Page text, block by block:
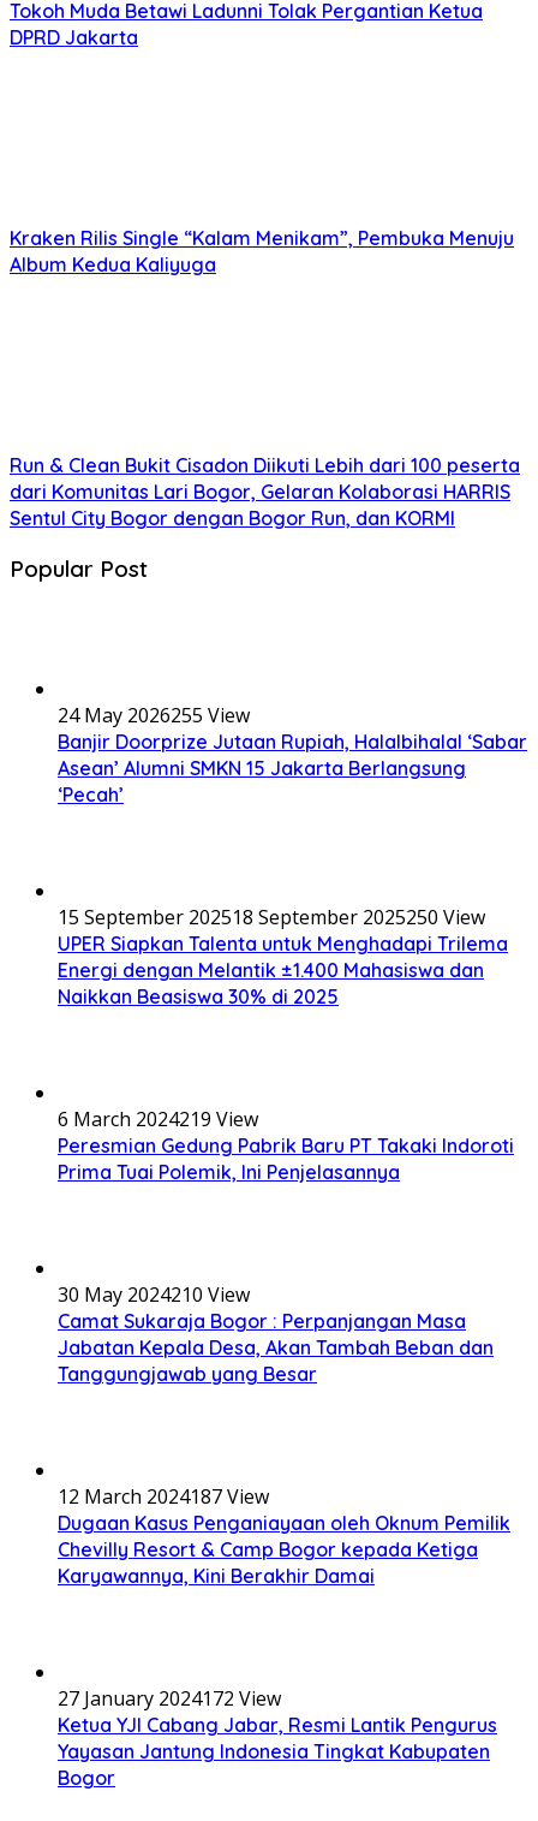
Tokoh Muda Betawi Ladunni Tolak Pergantian Ketua
DPRD Jakarta
Kraken Rilis Single “Kalam Menikam”, Pembuka Menuju
Album Kedua Kaliyuga
Run & Clean Bukit Cisadon Diikuti Lebih dari 100 peserta
dari Komunitas Lari Bogor, Gelaran Kolaborasi HARRIS
Sentul City Bogor dengan Bogor Run, dan KORMI
Popular Post
24 May 2026255 View
Banjir Doorprize Jutaan Rupiah, Halalbihalal ‘Sabar
Asean’ Alumni SMKN 15 Jakarta Berlangsung
‘Pecah’
15 September 202518 September 2025250 View
UPER Siapkan Talenta untuk Menghadapi Trilema
Energi dengan Melantik ±1.400 Mahasiswa dan
Naikkan Beasiswa 30% di 2025
6 March 2024219 View
Peresmian Gedung Pabrik Baru PT Takaki Indoroti
Prima Tuai Polemik, Ini Penjelasannya
30 May 2024210 View
Camat Sukaraja Bogor : Perpanjangan Masa
Jabatan Kepala Desa, Akan Tambah Beban dan
Tanggungjawab yang Besar
12 March 2024187 View
Dugaan Kasus Penganiayaan oleh Oknum Pemilik
Chevilly Resort & Camp Bogor kepada Ketiga
Karyawannya, Kini Berakhir Damai
27 January 2024172 View
Ketua YJI Cabang Jabar, Resmi Lantik Pengurus
Yayasan Jantung Indonesia Tingkat Kabupaten
Bogor